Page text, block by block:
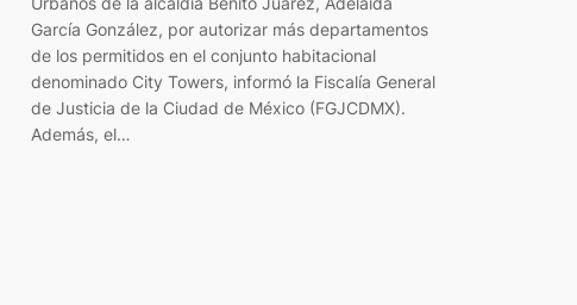
García González, por autorizar más departamentos
de los permitidos en el conjunto habitacional
denominado City Towers, informó la Fiscalía General
de Justicia de la Ciudad de México (FGJCDMX).
Además, el…